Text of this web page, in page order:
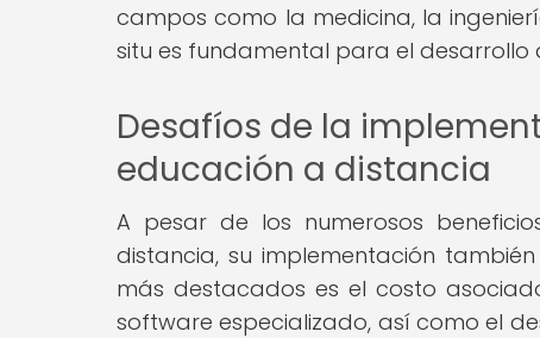
campos como la medicina, la
situ es fundamental para el desarrollo
Desafíos de la
educación a distancia
A pesar de los numerosos
distancia, su implementación
más destacados es el costo
software especializado, así como el